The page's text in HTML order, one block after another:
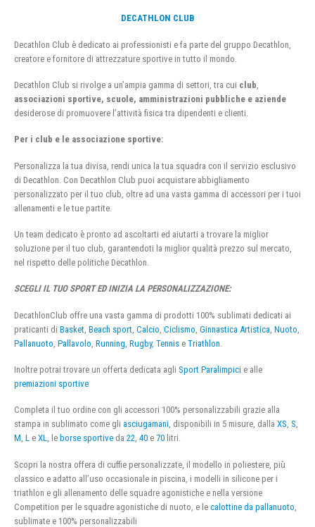
DECATHLON CLUB
Decathlon Club è dedicato ai professionisti e fa parte del gruppo Decathlon,
creatore e fornitore di attrezzature sportive in tutto il mondo.
Decathlon Club si rivolge a un’ampia gamma di settori, tra cui club
associazioni sportive, scuole, amministrazioni pubbliche e aziende
desiderose di promuovere l’attività fisica tra dipendenti e clienti.
Per i club e le associazione sportive:
Personalizza la tua divisa, rendi unica la tua squadra con il servizio esclusivo
di Decathlon. Con Decathlon Club puoi acquistare abbigliamento
personalizzato per il tuo club, oltre ad una vasta gamma di accessori per i tuoi
allenamenti e le tue partite.
Un team dedicato è pronto ad ascoltarti ed aiutarti a trovare la miglior
soluzione per il tuo club, garantendoti la miglior qualità prezzo sul mercato,
nel rispetto delle politiche Decathlon.
SCEGLI IL TUO SPORT ED INIZIA LA PERSONALIZZAZIONE:
DecathlonClub offre una vasta gamma di prodotti 100% sublimati dedicati ai
praticanti di Basket Beach sport Calcio Ciclismo Ginnastica Artistica Nuoto
Pallanuoto Pallavolo Running Rugby, Tennis e Triathlon
Inoltre potrai trovare un offerta dedicata agli Sport Paralimpici e alle
premiazioni sportive
Completa il tuo ordine con gli accessori 100% personalizzabili grazie alla
stampa in sublimato come gli asciugamani, disponibili in 5 misure, dalla XS, S,
M, L e XL, le borse sportive da 22, 40 e 70 litri.
Scopri la nostra offera di cuffie personalizzate, il modello in poliestere, più
classico e adatto all’uso occasionale in piscina, i modelli in silicone per i
triathlon e gli allenamento delle squadre agonistiche e nella versione
Competition per le squadre agonistiche di nuoto, e le calottine da pallanuoto
sublimate e 100% personalizzabili